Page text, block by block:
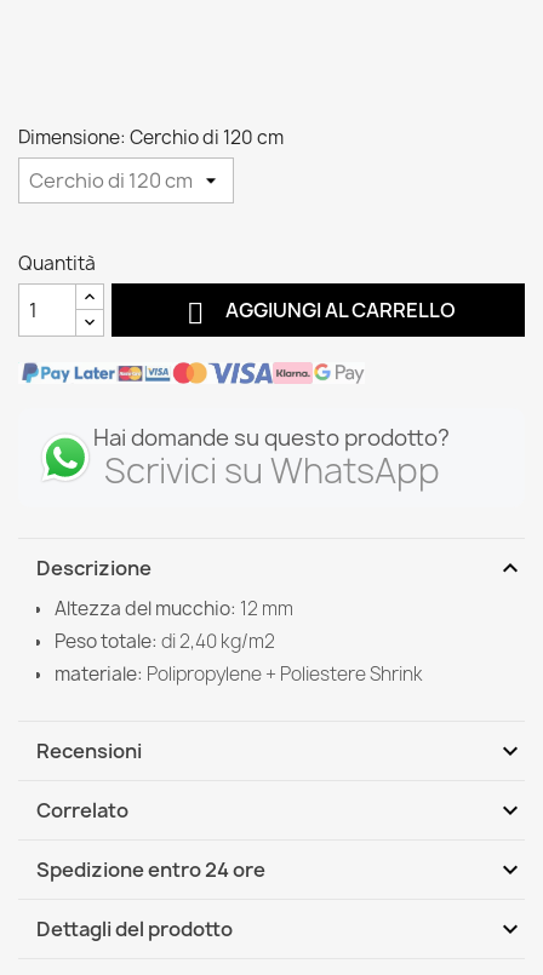
Dimensione: Cerchio di 120 cm
Quantità
 AGGIUNGI AL CARRELLO
Hai domande su questo prodotto?
Scrivici su WhatsApp
Descrizione expand_more
Altezza del mucchio: 12 mm
Peso totale: di2,40 kg/m2
materiale: Polipropylene + Poliestere Shrink
Recensioni expand_more
Correlato expand_more
Spedizione entro 24 ore expand_more
DHL / GLS International
Dettagli del prodotto expand_more